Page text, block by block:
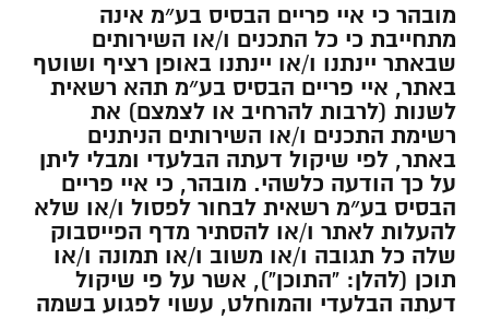
מובהר כי איי פריים הבסיס בע״מ אינה
מתחייבת כי כל התכנים ו/או השירותים
שבאתר יינתנו ו/או יינתנו באופן רציף ושוטף
באתר, איי פריים הבסיס בע״מ תהא רשאית
לשנות (לרבות להרחיב או לצמצם) את
רשימת התכנים ו/או השירותים הניתנים
באתר, לפי שיקול דעתה הבלעדי ומבלי ליתן
על כך הודעה כלשהי. מובהר, כי איי פריים
הבסיס בע״מ רשאית לבחור לפסול ו/או שלא
להעלות לאתר ו/או להסתיר מדף הפייסבוק
שלה כל תגובה ו/או משוב ו/או תמונה ו/או
תוכן (להלן: “התוכן”), אשר על פי שיקול
דעתה הבלעדי והמוחלט, עשוי לפגוע בשמה